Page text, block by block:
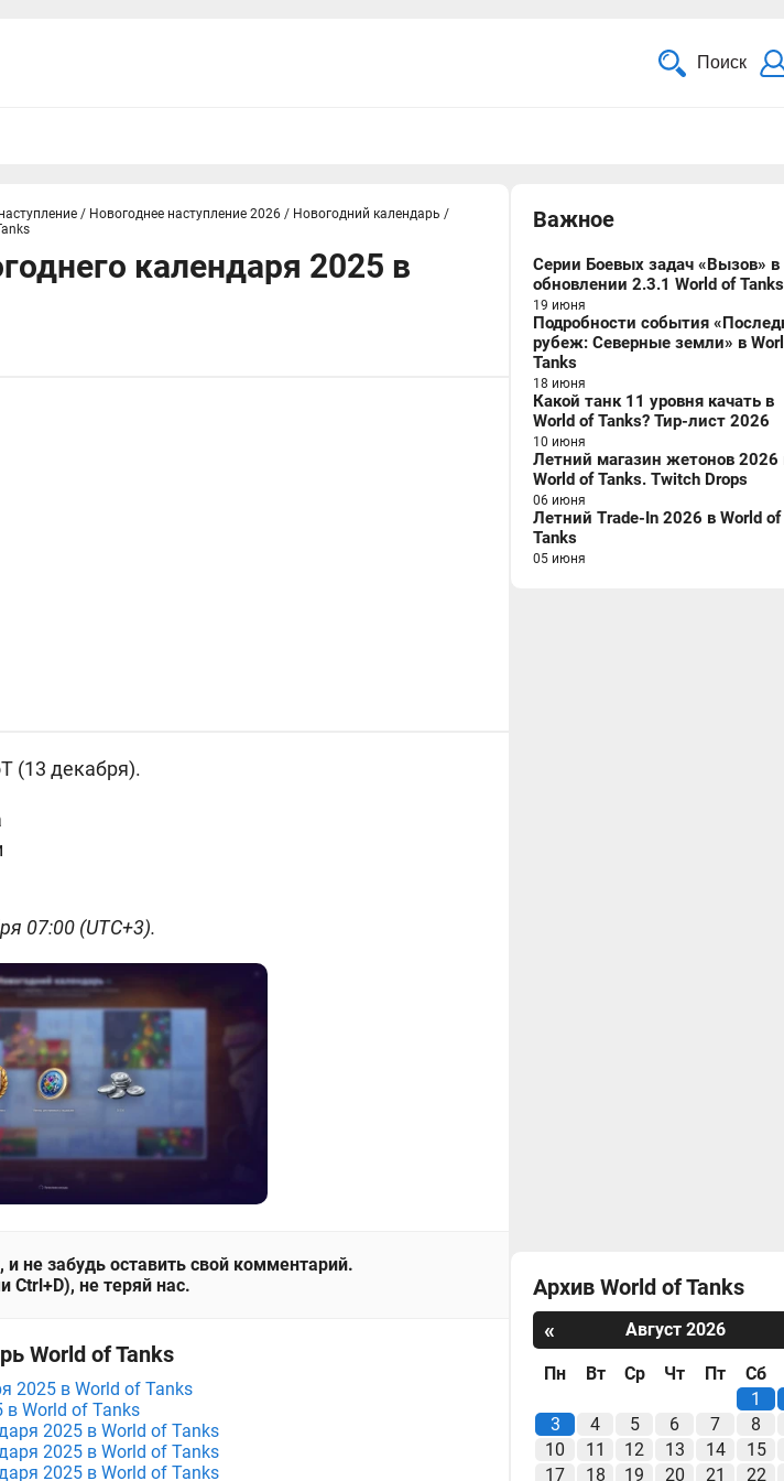
Поиск
/ Новогоднее наступление 2026 / Новогодний календарь /
календаря 2025 в
(13 декабря).
07:00 (UTC+3).
и не забудь оставить свой комментарий.
не теряй нас.
World of Tanks
2025 в World of Tanks
в World of Tanks
2025 в World of Tanks
2025 в World of Tanks
2025 в World of Tanks
Важное
Серии Боевых задач «Вызов» в
обновлении 2.3.1 World of Tanks
19 июня
Подробности события
рубеж: Северные земли» в
Tanks
18 июня
Какой танк 11 уровня качать в
World of Tanks? Тир-лист 2026
10 июня
Летний магазин жетонов 2026
World of Tanks. Twitch Drops
06 июня
Летний Trade-In 2026 в World of
Tanks
05 июня
Архив World of Tanks
«
Август 2026
Пн Вт Ср Чт Пт
Сб
1
3
4 5 6 7
8
10
11 12 13 14
15
17
18 19 20 21
22